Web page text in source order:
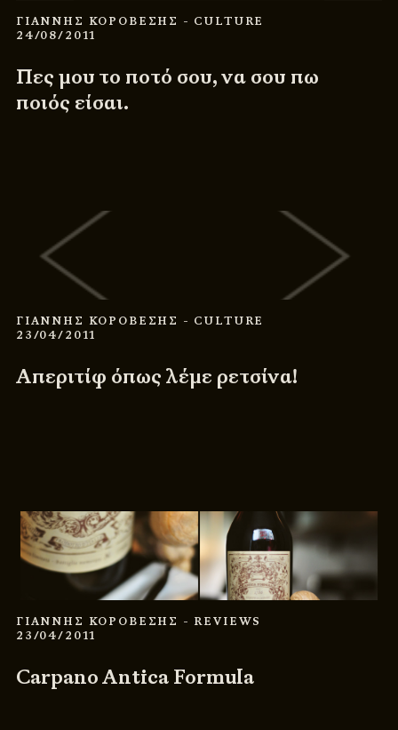
ΓΙΑΝΝΗΣ ΚΟΡΟΒΕΣΗΣ - CULTURE
24/08/2011
Πες μου το ποτό σου, να σου πω
ποιός είσαι.
ΓΙΑΝΝΗΣ ΚΟΡΟΒΕΣΗΣ - CULTURE
23/04/2011
Απεριτίφ όπως λέμε ρετσίνα!
ΓΙΑΝΝΗΣ ΚΟΡΟΒΕΣΗΣ - REVIEWS
23/04/2011
Carpano Antica Formula